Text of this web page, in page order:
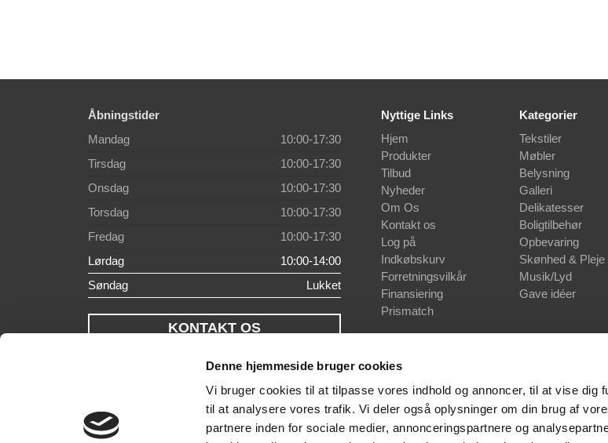
Denne hjemmeside bruger cookies
Vi bruger cookies til at tilpasse vores indhold og annoncer, til at vise dig
til at analysere vores trafik. Vi deler også oplysninger om din brug af
partnere inden for sociale medier, annonceringspartnere og
Åbningstider
Mandag
10:00-17:30
Tirsdag
10:00-17:30
Onsdag
10:00-17:30
Torsdag
10:00-17:30
Fredag
10:00-17:30
Lørdag
10:00-14:00
Søndag
Lukket
KONTAKT OS
Nyttige Links
Hjem
Produkter
Tilbud
Nyheder
Om Os
Kontakt os
Log på
Indkøbskurv
Forretningsvilkår
Finansiering
Prismatch
Kategorier
Tekstiler
Møbler
Belysning
Galleri
Delikatesser
Boligtilbehør
Opbevaring
Skønhed & Pleje
Musik/Lyd
Gave idéer